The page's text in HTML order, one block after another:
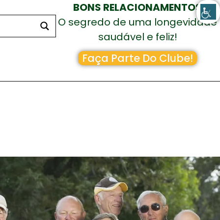
BONS RELACIONAMENTOS
O segredo de uma longevidade
saudável e feliz!
Faça Parte Do Clube!